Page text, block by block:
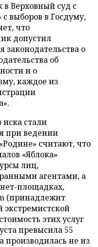
в Верховный суд с
выборов в Госдуму,
что
допустил
о
об
и о
каждое из
стали
при ведении
считают, что
«Яблока»
лиц,
агентами, а
площадках,
(принадлежит
этих услуг
превысила 55
производилась не из